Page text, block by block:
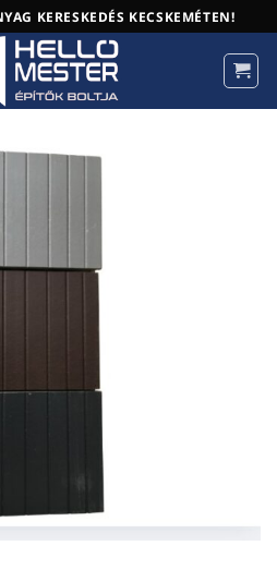
KERESKEDÉS KECSKEMÉTEN!